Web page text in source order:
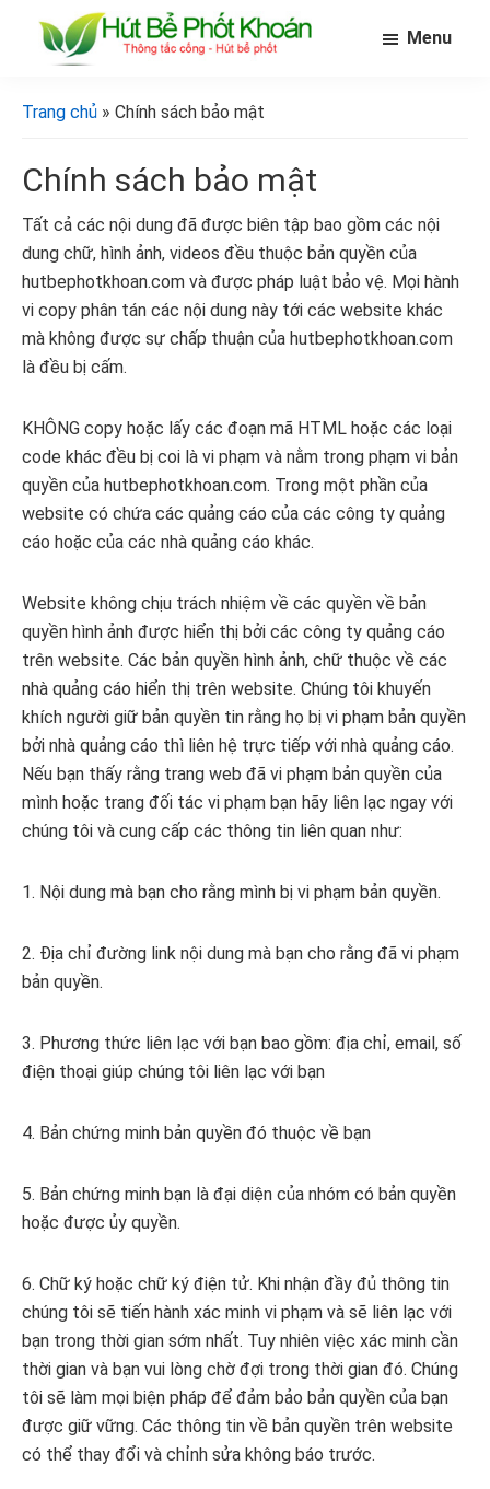
phốt
bể
khoán]
Menu
Trang chủ » Chính sách bảo mật
Chính sách bảo mật
Tất cả các nội dung đã được biên tập bao gồm các nội
dung chữ, hình ảnh, videos đều thuộc bản quyền của
hutbephotkhoan.com và được pháp luật bảo vệ. Mọi hành
vi copy phân tán các nội dung này tới các website khác
mà không được sự chấp thuận của hutbephotkhoan.com
là đều bị cấm.
KHÔNG copy hoặc lấy các đoạn mã HTML hoặc các loại
code khác đều bị coi là vi phạm và nằm trong phạm vi bản
quyền của hutbephotkhoan.com. Trong một phần của
website có chứa các quảng cáo của các công ty quảng
cáo hoặc của các nhà quảng cáo khác.
Website không chịu trách nhiệm về các quyền về bản
quyền hình ảnh được hiển thị bởi các công ty quảng cáo
trên website. Các bản quyền hình ảnh, chữ thuộc về các
nhà quảng cáo hiển thị trên website. Chúng tôi khuyến
khích người giữ bản quyền tin rằng họ bị vi phạm bản quyền
bởi nhà quảng cáo thì liên hệ trực tiếp với nhà quảng cáo.
Nếu bạn thấy rằng trang web đã vi phạm bản quyền của
mình hoặc trang đối tác vi phạm bạn hãy liên lạc ngay với
chúng tôi và cung cấp các thông tin liên quan như:
1. Nội dung mà bạn cho rằng mình bị vi phạm bản quyền.
2. Địa chỉ đường link nội dung mà bạn cho rằng đã vi phạm
bản quyền.
3. Phương thức liên lạc với bạn bao gồm: địa chỉ, email, số
điện thoại giúp chúng tôi liên lạc với bạn
4. Bản chứng minh bản quyền đó thuộc về bạn
5. Bản chứng minh bạn là đại diện của nhóm có bản quyền
hoặc được ủy quyền.
6. Chữ ký hoặc chữ ký điện tử. Khi nhận đầy đủ thông tin
chúng tôi sẽ tiến hành xác minh vi phạm và sẽ liên lạc với
bạn trong thời gian sớm nhất. Tuy nhiên việc xác minh cần
thời gian và bạn vui lòng chờ đợi trong thời gian đó. Chúng
tôi sẽ làm mọi biện pháp để đảm bảo bản quyền của bạn
được giữ vững. Các thông tin về bản quyền trên website
có thể thay đổi và chỉnh sửa không báo trước.